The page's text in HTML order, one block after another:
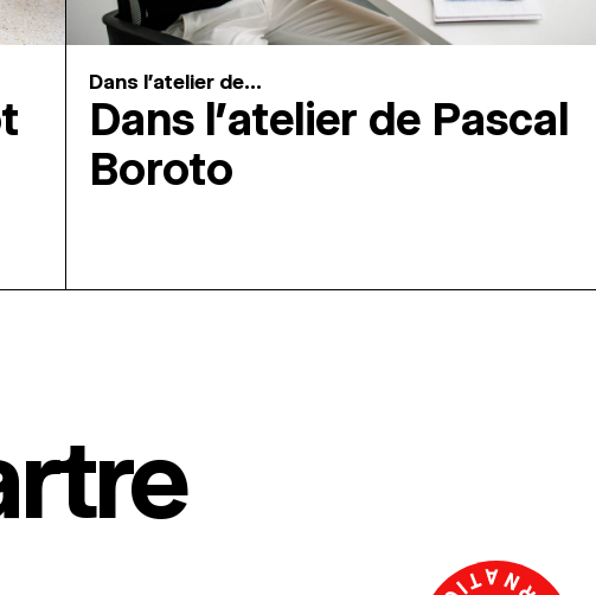
Dans l'atelier de...
Dans l’atelier de Pascal
Boroto